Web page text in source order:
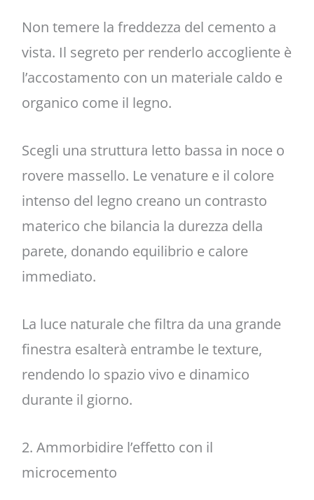
Non temere la freddezza del cemento a
vista. Il segreto per renderlo accogliente è
l’accostamento con un materiale caldo e
organico come il legno.
Scegli una struttura letto bassa in noce o
rovere massello. Le venature e il colore
intenso del legno creano un contrasto
materico che bilancia la durezza della
parete, donando equilibrio e calore
immediato.
La luce naturale che filtra da una grande
finestra esalterà entrambe le texture,
rendendo lo spazio vivo e dinamico
durante il giorno.
2. Ammorbidire l’effetto con il
microcemento